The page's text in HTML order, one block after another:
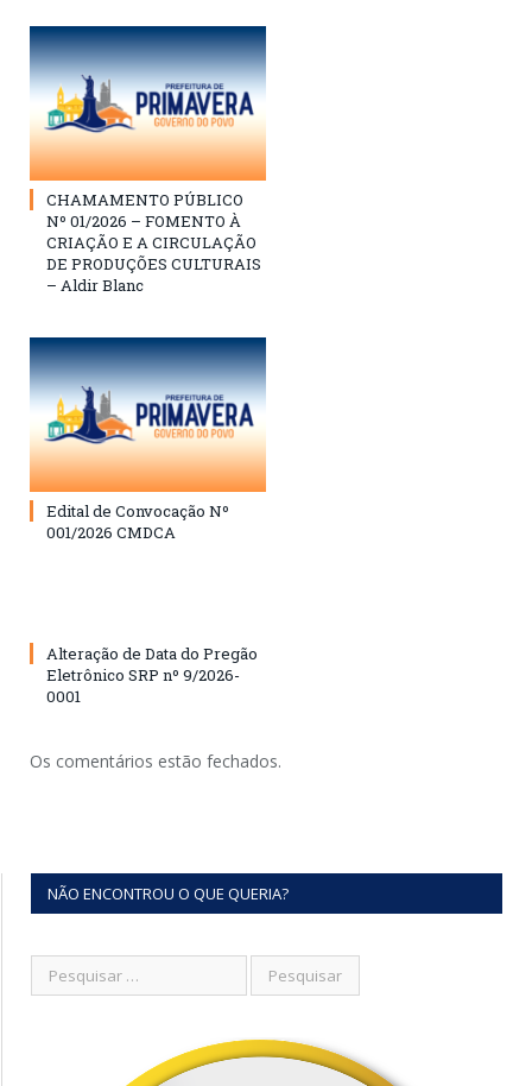
CHAMAMENTO PÚBLICO
Nº 01/2026 – FOMENTO À
CRIAÇÃO E A CIRCULAÇÃO
DE PRODUÇÕES CULTURAIS
– Aldir Blanc
Edital de Convocação Nº
001/2026 CMDCA
Alteração de Data do Pregão
Eletrônico SRP nº 9/2026-
0001
Os comentários estão fechados.
NÃO ENCONTROU O QUE QUERIA?